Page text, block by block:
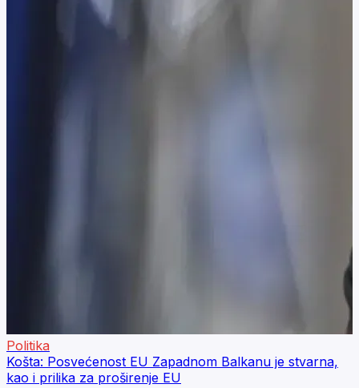
Politika
Košta: Posvećenost EU Zapadnom Balkanu je stvarna,
kao i prilika za proširenje EU